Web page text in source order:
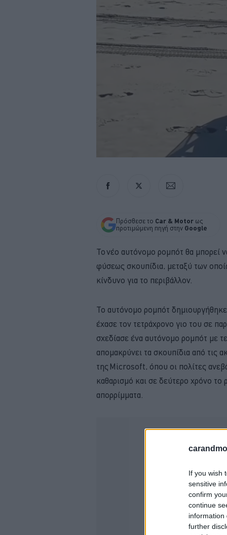
If you wish
sensitive
confirm
continue
information
further
Πρόσθεσε το Car & Motor ως
προτιμώμενη πηγή στην Google
To νέο αυτόνομο ρομπότ θα μπορεί
φύσεως σκουπίδια, μεταξύ των
κίνδυνο για το περιβάλλον.
Το αυτόνομο ρομπότ
έχασε τον τετράχρονο γιο του σε
σχεδίασε ένα αυτόνομο ρομπότ με
απομακρύνει τα σκουπίδια από τις
της Microsoft, όπου οι πολίτες
καθαρισμό και σε δεύτερο χρόνο το
απορρίμματα.